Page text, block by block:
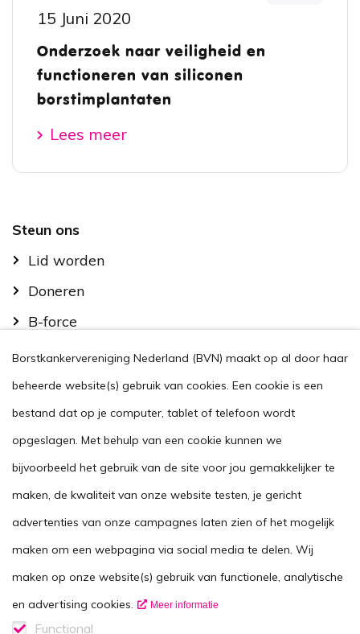
15 Juni 2020
Onderzoek naar veiligheid en
functioneren van siliconen
borstimplantaten
Lees meer
Footer
Steun ons
Lid worden
Doneren
B-force
Kom in actie
Handig
Stel je vraag
Agenda
Voor zorgverleners
This website in another language
Contactgegevens
Vacatures
Borstkankervereniging Nederland (BVN) maakt op al door haar
beheerde website(s) gebruik van cookies. Een cookie is een
bestand dat op je computer, tablet of telefoon wordt
opgeslagen. Met behulp van een cookie kunnen we
bijvoorbeeld het gebruik van de site voor jou gemakkelijker te
maken, de kwaliteit van onze website testen, je gericht
advertenties van onze campagnes laten zien of het mogelijk
maken om een webpagina via social media te delen. Wij
maken op onze website(s) gebruik van functionele, analytische
en advertising cookies.
Meer informatie
Functional